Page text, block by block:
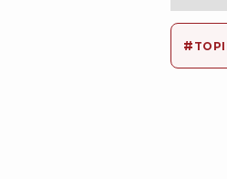
#